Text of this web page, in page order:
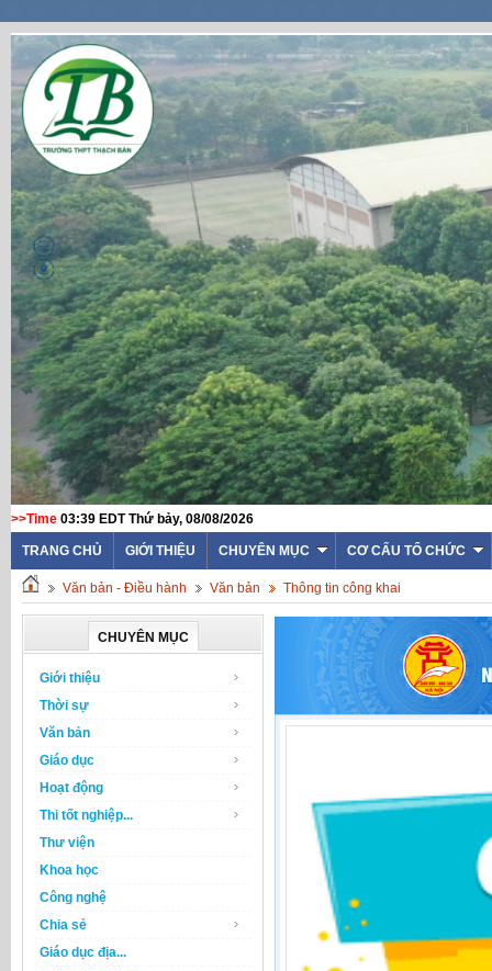
>>Time 03:39 EDT Thứ bảy, 08/08/2026
TRANG CHỦ GIỚI THIỆU CHUYÊN MỤC CƠ CẤU TỔ CHỨC
Văn bản - Điều hành Văn bản Thông tin công khai
CHUYÊN MỤC
Giới thiệu
Thời sự
Văn bản
Giáo dục
Hoạt động
Thi tốt nghiệp...
Thư viện
Khoa học
Công nghệ
Chia sẻ
Giáo dục địa...